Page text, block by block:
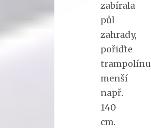
zabírala
půl
zahrady,
pořiďte
trampolínu
menší
např.
140
cm.